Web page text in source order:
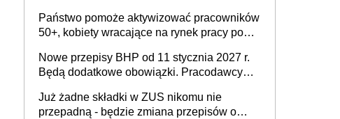
Państwo pomoże aktywizować pracowników
50+, kobiety wracające na rynek pracy po
osoby neuroatypowe. Powstanie Fundusz
na rzecz Inkluzywności w Zatrudnianiu?
Nowe przepisy BHP od 11 stycznia 2027 r.
Będą dodatkowe obowiązki. Pracodawcy
Już żadne składki w ZUS nikomu nie
przepadną - będzie zmiana przepisów o